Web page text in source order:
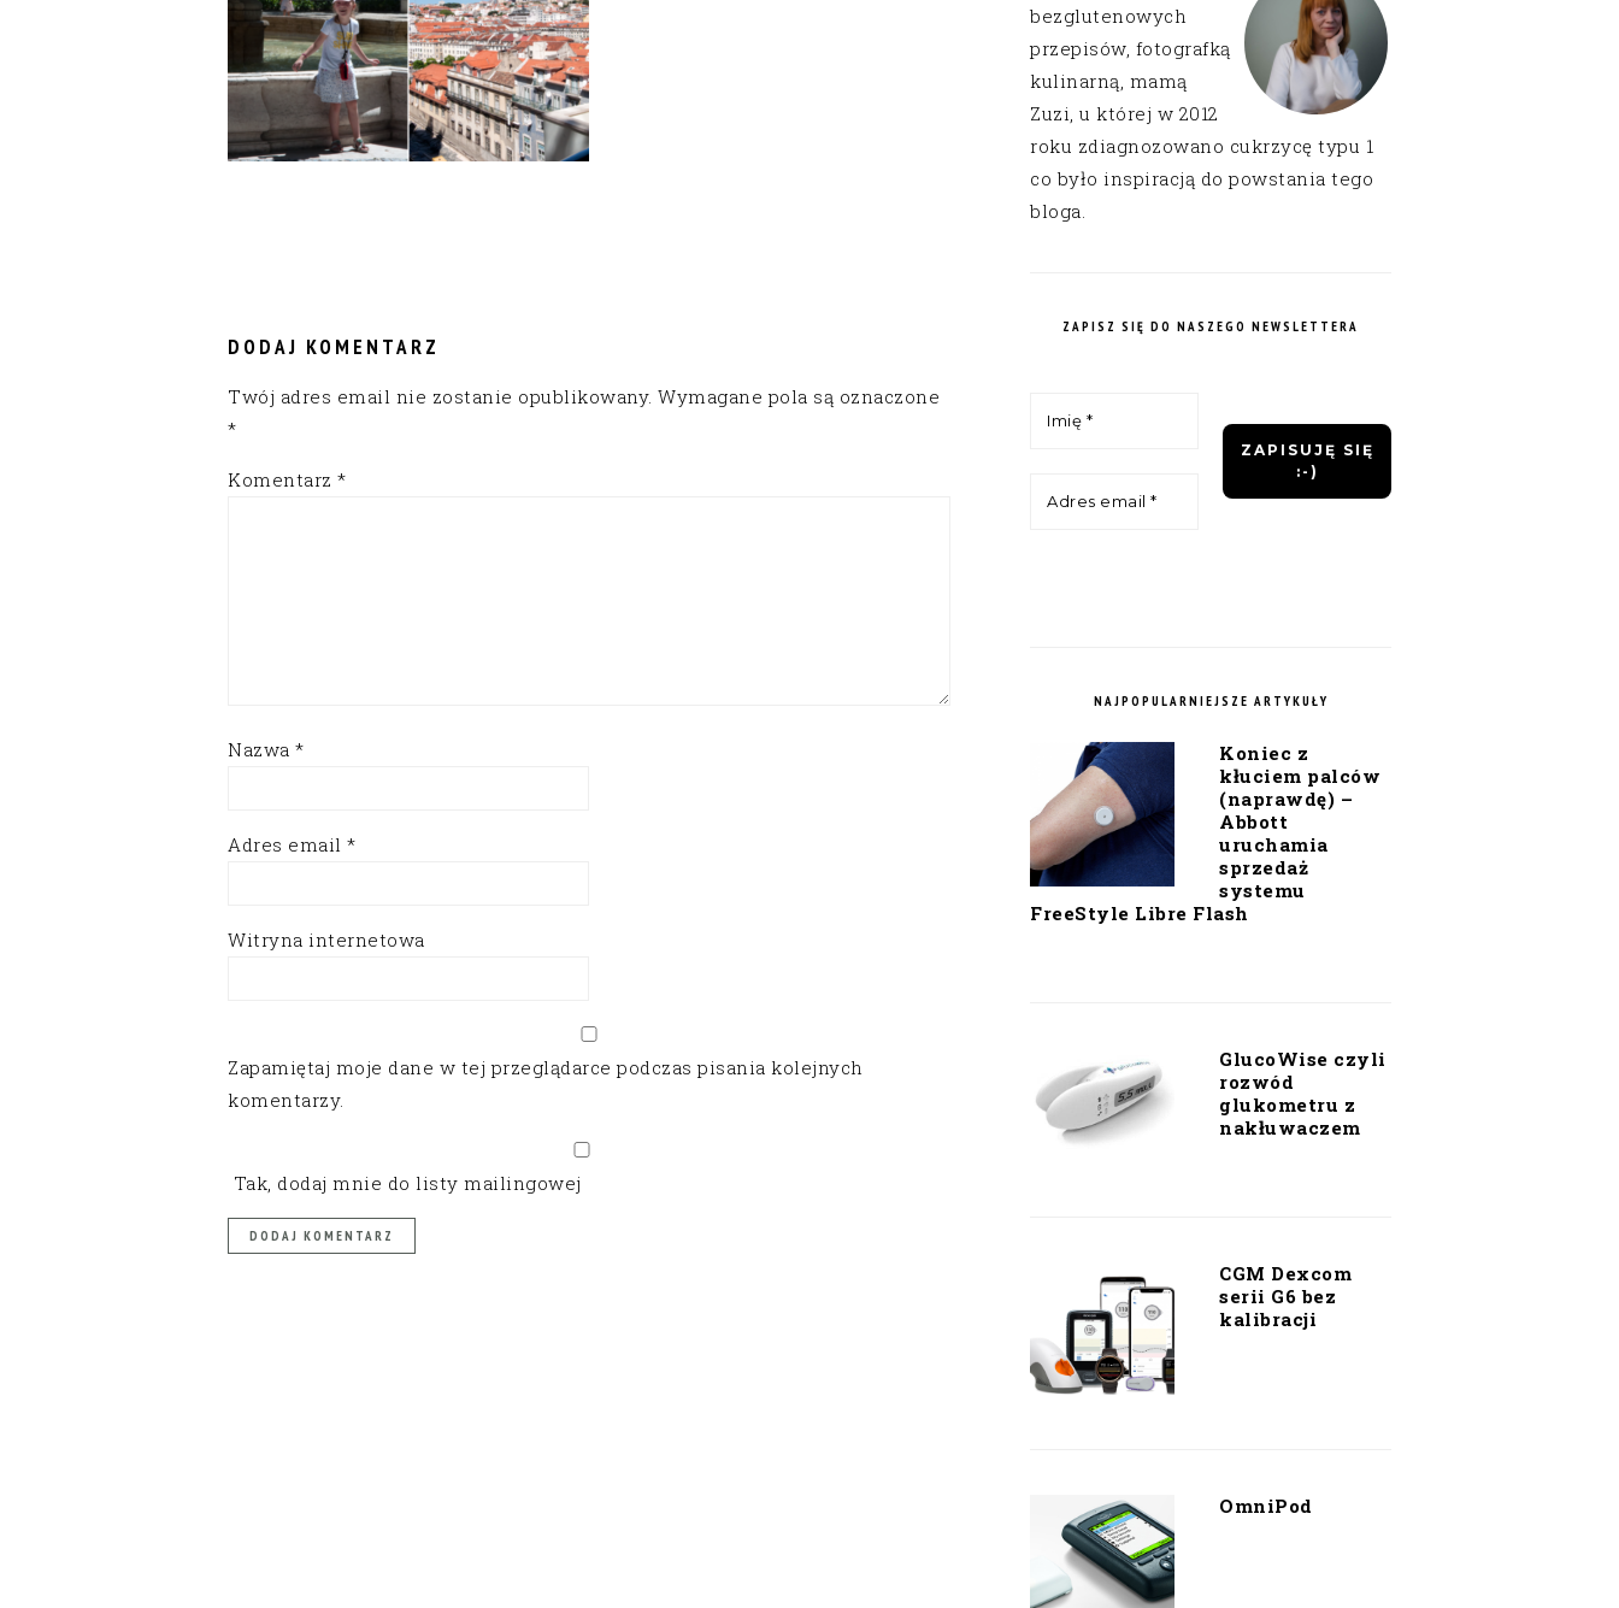
DODAJ KOMENTARZ
Twój adres email nie zostanie opublikowany. Wymagane pola są oznaczone
*
Komentarz *
Nazwa *
Adres email *
Witryna internetowa
Zapamiętaj moje dane w tej przeglądarce podczas pisania kolejnych
komentarzy.
Tak, dodaj mnie do listy mailingowej
bezglutenowych
przepisów, fotografką
kulinarną, mamą
Zuzi, u której w 2012
roku zdiagnozowano cukrzycę typu 1
co było inspiracją do powstania tego
bloga.
ZAPISZ SIĘ DO NASZEGO NEWSLETTERA
NAJPOPULARNIEJSZE ARTYKUŁY
Koniec z
kłuciem palców
(naprawdę) –
Abbott
uruchamia
sprzedaż
systemu
FreeStyle Libre Flash
GlucoWise czyli
rozwód
glukometru z
nakłuwaczem
CGM Dexcom
serii G6 bez
kalibracji
OmniPod